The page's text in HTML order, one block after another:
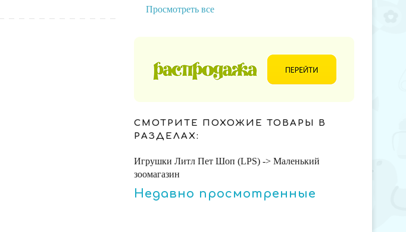
Просмотреть все
СМОТРИТЕ ПОХОЖИЕ ТОВАРЫ В
РАЗДЕЛАХ:
Игрушки Литл Пет Шоп (LPS) -> Маленький
зоомагазин
Недавно просмотренные